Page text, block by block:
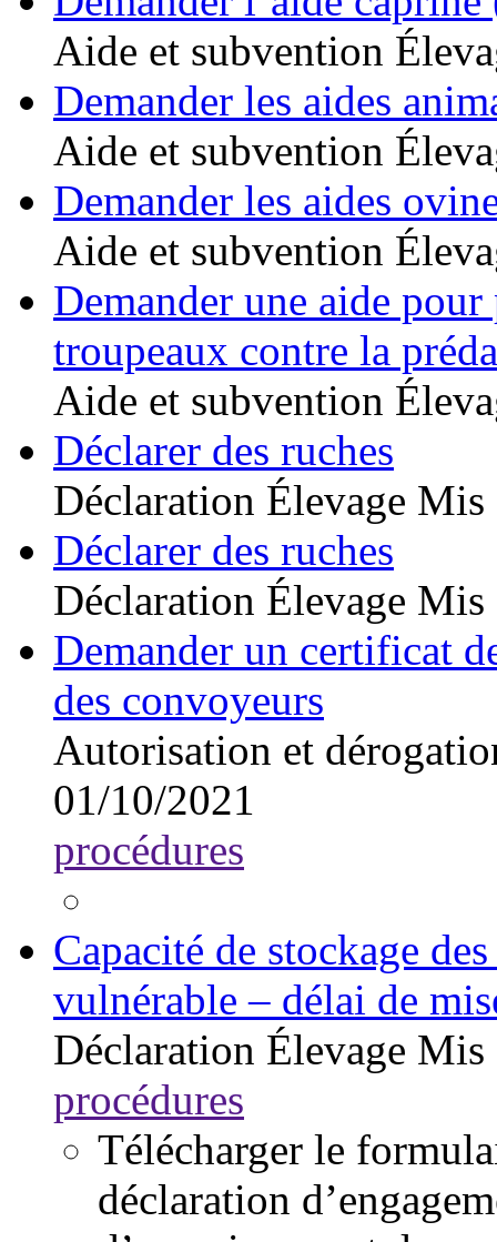
Aide et subvention
Demander les aides
Aide et subvention
Demander les aides
Aide et subvention
Demander une aide
troupeaux contre la
Aide et subvention
Déclarer des ruches
Déclaration Élevage Mis
Déclarer des ruches
Déclaration Élevage Mis
Demander un certificat
des convoyeurs
Autorisation et
01/10/2021
procédures
Capacité de stockage
vulnérable – délai de
Déclaration Élevage Mis
procédures
Télécharger le
déclaration